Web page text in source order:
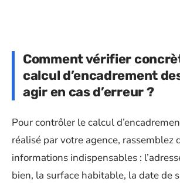
Comment vérifier
calcul d’encadrement
agir en cas d’erreur ?
Pour contrôler le calcul
réalisé par votre agence, rassemblez
informations indispensables :
bien, la surface habitable, la date de